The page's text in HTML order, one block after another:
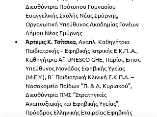
Διευθύντρια Πρότυπου Γυμνασίου
Ευαγγελικής Σχολής Νέας Σμύρνης,
Οργανωτική Υπεύθυνος Ακαδημίας Γονέων
Δήμου Νέας Σμύρνης
Άρτεμις Κ. Τσίτσικα, Αναπλ. Καθηγήτρια
Παιδιατρικής – Εφηβικής Ιατρικής Ε.Κ.Π..Α.,
Καθηγήτρια Αf. UNESCO GHE, Παρίσι, Επιστ.
Υπεύθυνος Μονάδας Εφηβικής Υγείας
(Μ.Ε.Υ.), Β΄ Παιδιατρική Κλινική Ε.Κ.Π.Α. –
Νοσοκομείο Παίδων “Π. & Α. Κυριακού”,
Διευθύντρια ΠΜΣ “Στρατηγικές
Αναπτυξιακής και Εφηβικής Υγείας”,
Πρόεδρος Ελληνικής Εταιρείας Εφηβικής